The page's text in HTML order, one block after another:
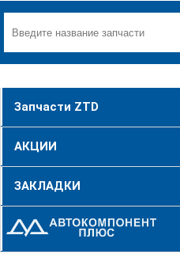
Запчасти ZTD
АКЦИИ
ЗАКЛАДКИ